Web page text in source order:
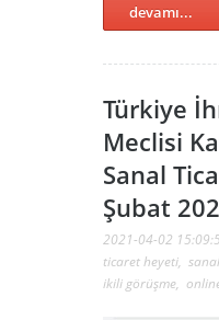
devamı...
Türkiye
Meclisi
Sanal
Şubat
2021-04-02
ticaret heyeti,
ikili görüşme,